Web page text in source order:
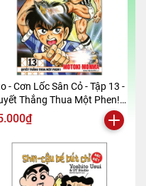
- Cơn Lốc Sân Cỏ - Tập 13 -
Thắng Thua Một Phen!!
Bản 2024)